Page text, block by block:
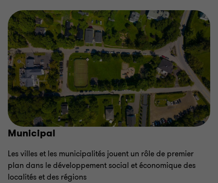
Municipal
Les villes et les municipalités jouent un rôle de premier
plan dans le développement social et économique des
localités et des régions